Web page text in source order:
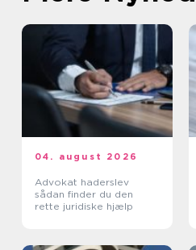
04. august 2026
Advokat haderslev
sådan finder du den
rette juridiske hjælp